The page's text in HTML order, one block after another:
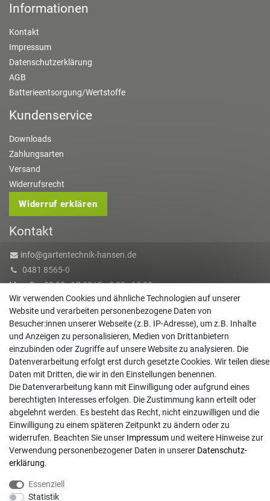
Informationen
Kontakt
Impressum
Datenschutzerklärung
AGB
Batterieentsorgung/Wertstoffe
Kundenservice
Downloads
Zahlungsarten
Versand
Widerrufsrecht
Widerruf erklären
Kontakt
info@gartentechnik-hansen.de
0481 8565-0
Mo. - Do. 08:00 - 17:00 | Fr. 8:00 - 15:00
Anrufe aus dem dt. Festnetz zum Ortstarif, Preise aus dem Mobilfunknetz ggf.
abweichend (abhängig vom Provider).
© Copyright 2026 | Alle Rechte vorbehalten. - Gartentechnik Hansen | Realisation
Wir verwenden Cookies und ähnliche Technologien auf unserer
Website und verarbeiten personenbezogene Daten von
Besucher:innen unserer Webseite (z.B. IP-Adresse), um z.B. Inhalte
und Anzeigen zu personalisieren, Medien von Drittanbietern
einzubinden oder Zugriffe auf unsere Website zu analysieren. Die
Datenverarbeitung erfolgt erst durch gesetzte Cookies. Wir teilen diese
Daten mit Dritten, die wir in den Einstellungen benennen.
Die Datenverarbeitung kann mit Einwilligung oder aufgrund eines
berechtigten Interesses erfolgen. Die Zustimmung kann erteilt oder
abgelehnt werden. Es besteht das Recht, nicht einzuwilligen und die
Einwilligung zu einem späteren Zeitpunkt zu ändern oder zu
widerrufen. Beachten Sie unser Impressum und weitere Hinweise zur
Verwendung personenbezogener Daten in unserer Daten­schutz­
erklärung.
Essenziell
Statistik